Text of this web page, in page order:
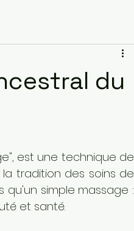
du
est une technique de
la tradition des soins de
qu'un simple massage :
et santé.